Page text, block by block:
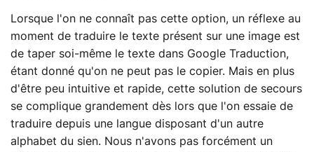
Lorsque l'on ne connaît pas cette option, un réflexe au
moment de traduire le texte présent sur une image est
de taper soi-même le texte dans Google Traduction,
étant donné qu'on ne peut pas le copier. Mais en plus
d'être peu intuitive et rapide, cette solution de secours
se complique grandement dès lors que l'on essaie de
traduire depuis une langue disposant d'un autre
alphabet du sien. Nous n'avons pas forcément un